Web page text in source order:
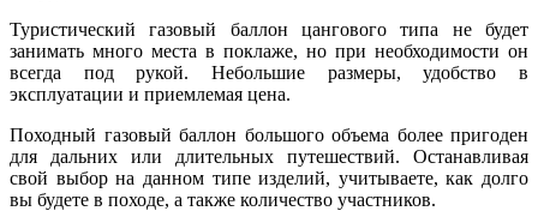
Туристический газовый баллон цангового типа не будет
занимать много места в поклаже, но при необходимости он
всегда под рукой. Небольшие размеры, удобство в
эксплуатации и приемлемая цена.
Походный газовый баллон большого объема более пригоден
для дальних или длительных путешествий. Останавливая
свой выбор на данном типе изделий, учитываете, как долго
вы будете в походе, а также количество участников.